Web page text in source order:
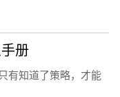
册
有知道了策略，才能